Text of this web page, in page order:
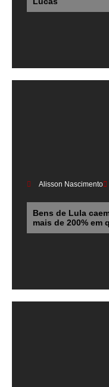
Alisson Nascimento
Bens de Lula
mais de 200% em